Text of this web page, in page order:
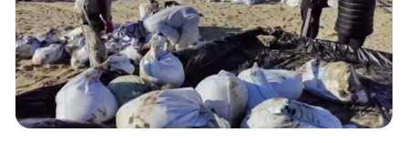
ЗАСТАВЛЯЕТ
КАВКАЗ ЗА ПАЛЕСТИНУ
ИНАКОМЫСЛИЕ В ЧЕЧНЕ
ПРЕСЛЕДОВАНИЕ АКТИВИСТОВ
МОБИЛИЗАЦИЯ И ПРОТЕСТЫ
Дагестан
Ингушетия
Кабардино-Балкария
Калмыкия
Карачаево-Черкесия